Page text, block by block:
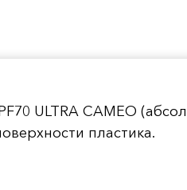
ULTRA CAMEO
пластика.